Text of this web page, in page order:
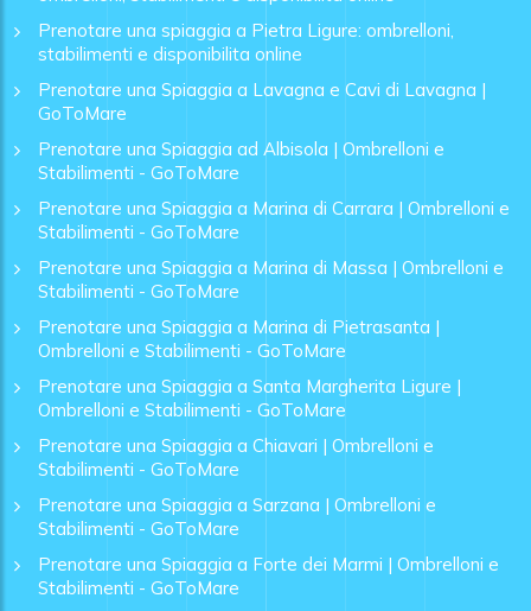
Prenotare una spiaggia a Pietra Ligure: ombrelloni,
stabilimenti e disponibilita online
Prenotare una Spiaggia a Lavagna e Cavi di Lavagna |
GoToMare
Prenotare una Spiaggia ad Albisola | Ombrelloni e
Stabilimenti - GoToMare
Prenotare una Spiaggia a Marina di Carrara | Ombrelloni e
Stabilimenti - GoToMare
Prenotare una Spiaggia a Marina di Massa | Ombrelloni e
Stabilimenti - GoToMare
Prenotare una Spiaggia a Marina di Pietrasanta |
Ombrelloni e Stabilimenti - GoToMare
Prenotare una Spiaggia a Santa Margherita Ligure |
Ombrelloni e Stabilimenti - GoToMare
Prenotare una Spiaggia a Chiavari | Ombrelloni e
Stabilimenti - GoToMare
Prenotare una Spiaggia a Sarzana | Ombrelloni e
Stabilimenti - GoToMare
Prenotare una Spiaggia a Forte dei Marmi | Ombrelloni e
Stabilimenti - GoToMare